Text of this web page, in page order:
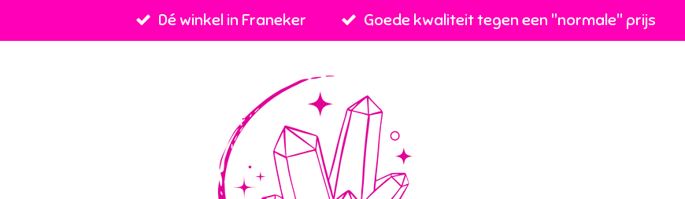
direct
Dé winkel in Franeker Goede kwaliteit tegen een ''normale'' prijs